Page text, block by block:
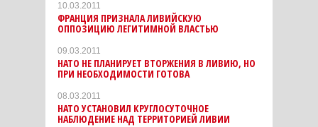
10.03.2011
ФРАНЦИЯ ПРИЗНАЛА ЛИВИЙСКУЮ
ОППОЗИЦИЮ ЛЕГИТИМНОЙ ВЛАСТЬЮ
09.03.2011
НАТО НЕ ПЛАНИРУЕТ ВТОРЖЕНИЯ В ЛИВИЮ, НО
ПРИ НЕОБХОДИМОСТИ ГОТОВА
08.03.2011
НАТО УСТАНОВИЛ КРУГЛОСУТОЧНОЕ
НАБЛЮДЕНИЕ НАД ТЕРРИТОРИЕЙ ЛИВИИ